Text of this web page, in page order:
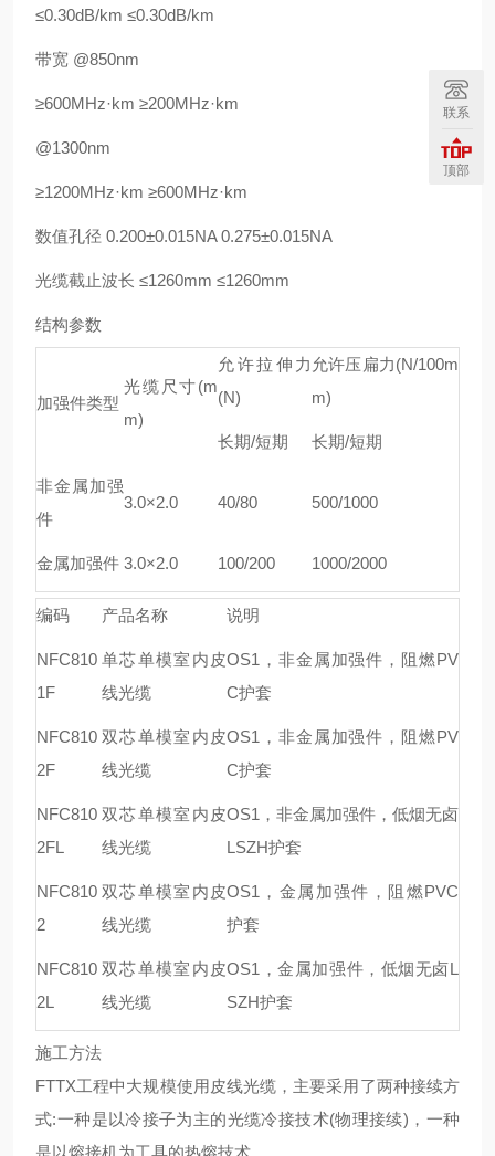
≤0.30dB/km ≤0.30dB/km
带宽 @850nm
≥600MHz·km ≥200MHz·km
@1300nm
≥1200MHz·km ≥600MHz·km
数值孔径 0.200±0.015NA 0.275±0.015NA
光缆截止波长 ≤1260mm ≤1260mm
结构参数
加强件类型
光缆尺寸(m
m)
允许拉伸力
(N)
长期/短期
允许压扁力(N/100m
m)
长期/短期
非金属加强
件
3.0×2.0 40/80 500/1000
金属加强件 3.0×2.0 100/200 1000/2000
编码 产品名称 说明
NFC810
1F
单芯单模室内皮
线光缆
OS1，非金属加强件，阻燃PV
C护套
NFC810
2F
双芯单模室内皮
线光缆
OS1，非金属加强件，阻燃PV
C护套
NFC810
2FL
双芯单模室内皮
线光缆
OS1，非金属加强件，低烟无卤
LSZH护套
NFC810
2
双芯单模室内皮
线光缆
OS1，金属加强件，阻燃PVC
护套
NFC810
2L
双芯单模室内皮
线光缆
OS1，金属加强件，低烟无卤L
SZH护套
施工方法
FTTX工程中大规模使用皮线光缆，主要采用了两种接续方
式:一种是以冷接子为主的光缆冷接技术(物理接续)，一种
是以熔接机为工具的热熔技术。
联系
顶部